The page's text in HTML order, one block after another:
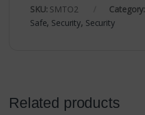
SKU: SMTO2 Category:
Safe, Security, Security
Related products